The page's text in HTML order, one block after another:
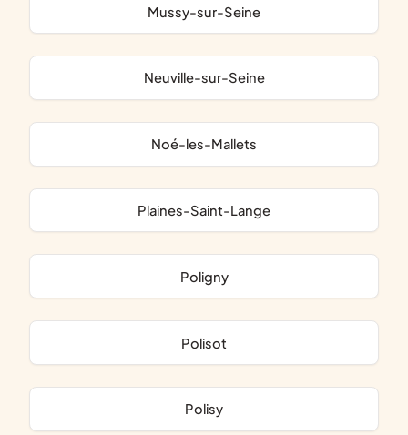
Mussy-sur-Seine
Neuville-sur-Seine
Noé-les-Mallets
Plaines-Saint-Lange
Poligny
Polisot
Polisy